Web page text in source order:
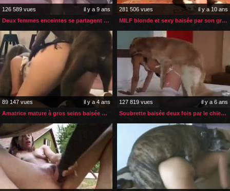
126 589 vues
il y a 9 ans
Deux femmes enceintes se partagent une bite de chien
281 506 vues
il y a 10 ans
MILF blonde et sexy baisée par son gros chien
89 147 vues
il y a 4 ans
Amatrice mature à gros seins baisée par son boxer
127 819 vues
il y a 6 ans
Soubrette baisée deux fois par le chien de la famille